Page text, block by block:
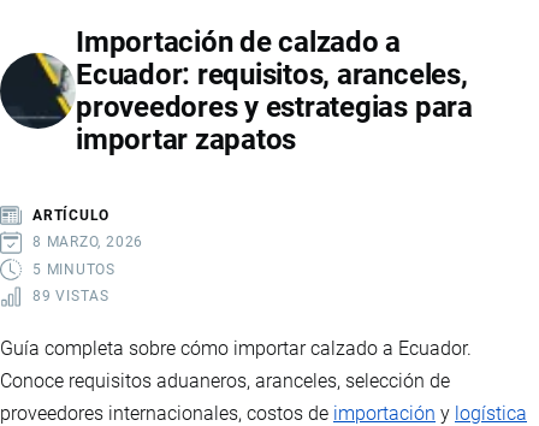
INSUMOS
MÉDICOS
EN
ECUADOR:
Y
PROCESO
ADUANERO
Importación de calzado a
Ecuador: requisitos, aranceles,
proveedores y estrategias para
importar zapatos
ARTÍCULO
8 MARZO, 2026
5 MINUTOS
89 VISTAS
Guía completa sobre cómo importar calzado a Ecuador.
Conoce requisitos aduaneros, aranceles, selección de
proveedores internacionales, costos de importación y logística